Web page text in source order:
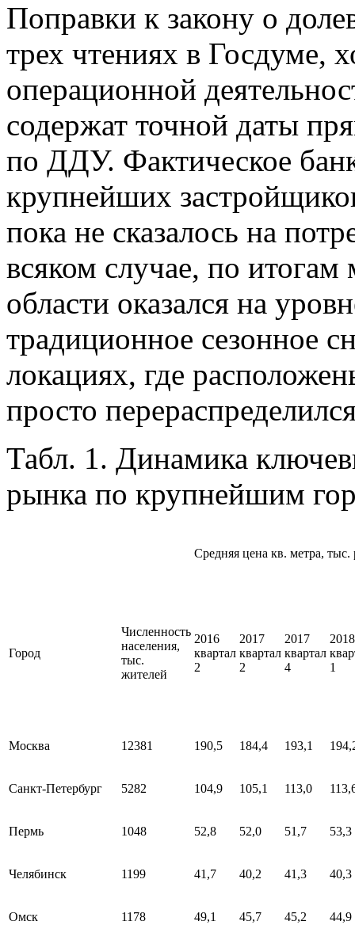
Поправки к закону о
трех чтениях в Госдуме,
операционной
содержат точной даты
по ДДУ. Фактическое
крупнейших
пока не сказалось на
всяком случае, по
области оказался на
традиционное сезонное
локациях, где
просто
Табл. 1. Динамика
рынка по крупнейшим
Средняя цена кв. метра, тыс.
Город
Численность
населения,
тыс.
жителей
2016
квартал
2
2017
квартал
2
2017
квартал
4
2018
1
Москва 12381 190,5 184,4 193,1
Санкт-Петербург 5282 104,9 105,1 113,0
Пермь 1048 52,8 52,0 51,7 53,3
Челябинск 1199 41,7 40,2 41,3 40,3
Омск 1178 49,1 45,7 45,2 44,9